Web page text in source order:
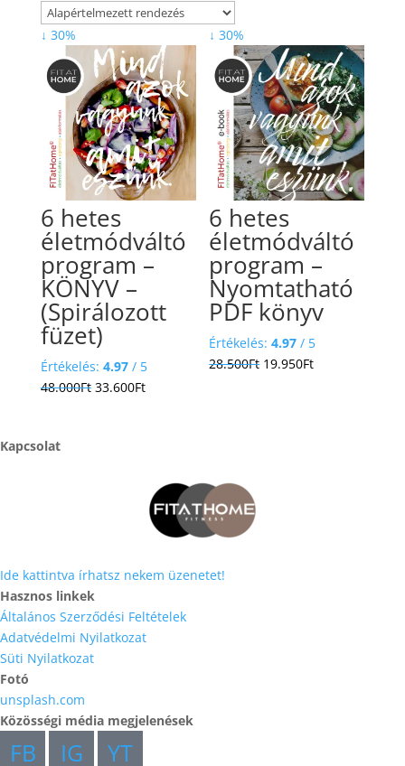
↓ 30%
6 hetes
életmódváltó
program –
KÖNYV –
(Spirálozott
füzet)
Értékelés: 4.97/ 5
48.000Ft Original
33.600FtCurrent
↓ 30%
6 hetes
életmódváltó
program –
Nyomtatható
PDF könyv
Értékelés:4.97 / 5
28.500Ft Original
19.950FtCurrent
Kapcsolat
Ide kattintva írhatsz nekem üzenetet!
Hasznos linkek
Általános Szerződési Feltételek
Adatvédelmi Nyilatkozat
Süti Nyilatkozat
Fotó
unsplash.com
Közösségi média megjelenések
FB IG YT